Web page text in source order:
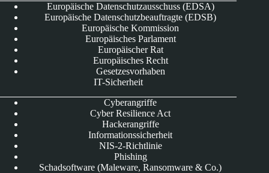
Europäische Datenschutzausschuss (EDSA)
Europäische Datenschutzbeauftragte (EDSB)
Europäische Kommission
Europäisches Parlament
Europäischer Rat
Europäisches Recht
Gesetzesvorhaben
IT-Sicherheit
Cyberangriffe
Cyber Resilience Act
Hackerangriffe
Informationssicherheit
NIS-2-Richtlinie
Phishing
Schadsoftware (Maleware, Ransomware & Co.)